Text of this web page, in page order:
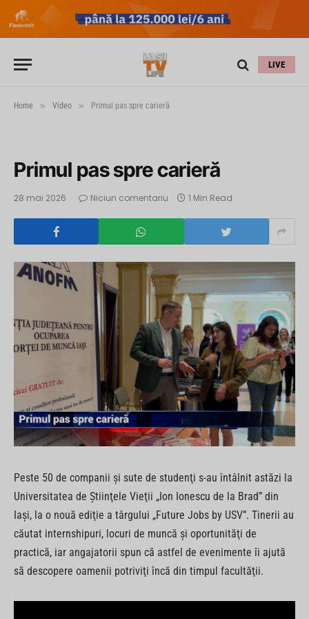
LIVE
Home » Video » Primul pas spre carieră
Primul pas spre carieră
28 mai 2026 Niciun comentariu 1 Min Read
Peste 50 de companii şi sute de studenţi s-au întâlnit astăzi la
Universitatea de Ştiinţele Vieţii „Ion Ionescu de la Brad” din
Iaşi, la o nouă ediţie a târgului „Future Jobs by USV”. Tinerii au
căutat internshipuri, locuri de muncă şi oportunităţi de
practică, iar angajatorii spun că astfel de evenimente îi ajută
să descopere oamenii potriviţi încă din timpul facultăţii.